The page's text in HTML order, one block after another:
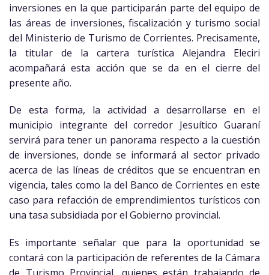
inversiones en la que participarán parte del equipo de
las áreas de inversiones, fiscalización y turismo social
del Ministerio de Turismo de Corrientes. Precisamente,
la titular de la cartera turística Alejandra Eleciri
acompañará esta acción que se da en el cierre del
presente año.
De esta forma, la actividad a desarrollarse en el
municipio integrante del corredor Jesuítico Guaraní
servirá para tener un panorama respecto a la cuestión
de inversiones, donde se informará al sector privado
acerca de las líneas de créditos que se encuentran en
vigencia, tales como la del Banco de Corrientes en este
caso para refacción de emprendimientos turísticos con
una tasa subsidiada por el Gobierno provincial.
Es importante señalar que para la oportunidad se
contará con la participación de referentes de la Cámara